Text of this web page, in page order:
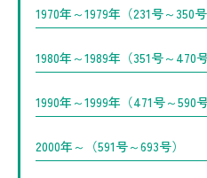
1970年～1979年（231号～350号
1980年～1989年（351号～470号
1990年～1999年（471号～590号
2000年～（591号～693号）